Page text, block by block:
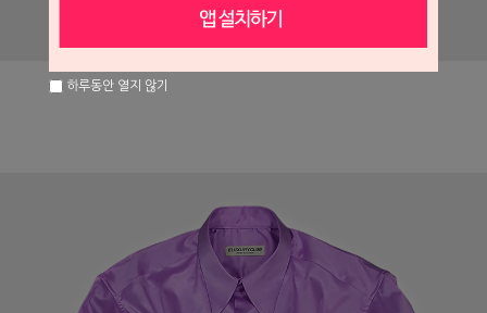
하루동안 열지 않기